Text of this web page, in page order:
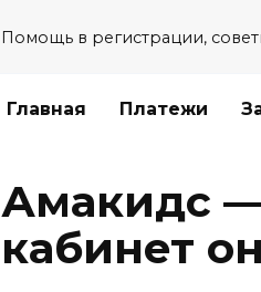
Помощь в регистрации,
Главная Платежи
Амакидс
кабинет